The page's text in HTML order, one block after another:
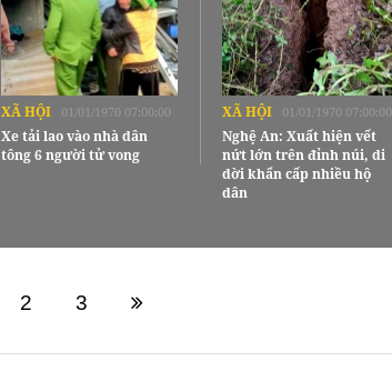
XÃ HỘI 01/01/1970 07:00:00
Xe tải lao vào nhà dân
tông 6 người tử vong
XÃ HỘI 01/01/1970 07:00:00
Nghệ An: Xuất hiện vết
nứt lớn trên đỉnh núi, di
dời khẩn cấp nhiều hộ
dân
2 3